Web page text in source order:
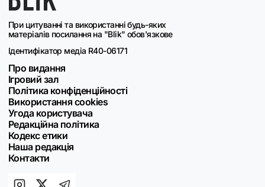
При цитуванні та використанні будь-яких
матеріалів посилання на "Blik" обов'язкове
Ідентифікатор медіа R40-06171
Про видання
Ігровий зал
Політика конфіденційності
Використання cookies
Угода користувача
Редакційна політика
Кодекс етики
Наша редакція
Контакти